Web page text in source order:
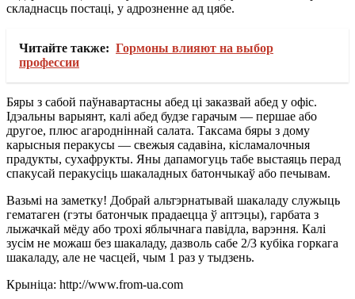
складнасць постаці, у адрозненне ад цябе.
Читайте также: Гормоны влияют на выбор
профессии
Бяры з сабой паўнавартасны абед ці заказвай абед у офіс.
Ідэальны варыянт, калі абед будзе гарачым — першае або
другое, плюс агародніннай салата. Таксама бяры з дому
карысныя перакусы — свежыя садавіна, кісламалочныя
прадукты, сухафрукты. Яны дапамогуць табе выстаяць перад
спакусай перакусіць шакаладных батончыкаў або печывам.
Вазьмі на заметку! Добрай альтэрнатывай шакаладу служыць
гематаген (гэты батончык прадаецца ў аптэцы), гарбата з
лыжачкай мёду або трохі яблычнага павідла, варэння. Калі
зусім не можаш без шакаладу, дазволь сабе 2/3 кубіка горкага
шакаладу, але не часцей, чым 1 раз у тыдзень.
Крыніца: http://www.from-ua.com